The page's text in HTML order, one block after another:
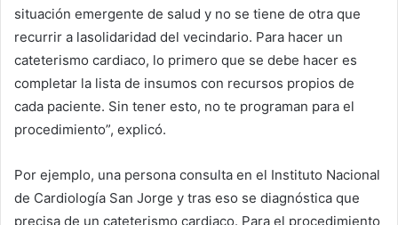
situación emergente de salud y no se tiene de otra que
recurrir a lasolidaridad del vecindario. Para hacer un
cateterismo cardiaco, lo primero que se debe hacer es
completar la lista de insumos con recursos propios de
cada paciente. Sin tener esto, no te programan para el
procedimiento”, explicó.
Por ejemplo, una persona consulta en el Instituto Nacional
de Cardiología San Jorge y tras eso se diagnóstica que
precisa de un cateterismo cardiaco. Para el procedimiento